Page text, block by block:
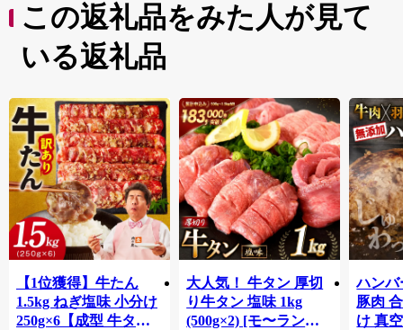
この返礼品をみた人が見て
いる返礼品
【1位獲得】牛たん
1.5kg ねぎ塩味 小分け
250g×6【成型 牛タン
大人気！ 牛タン 厚切
り牛タン 塩味 1kg
(500g×2) [モ〜ランド
ハンバ
豚肉
け 真